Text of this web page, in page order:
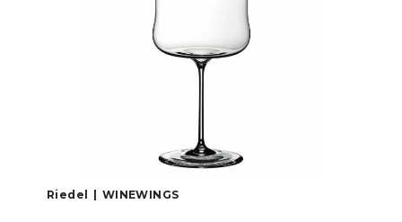
Riedel WINEWINGS